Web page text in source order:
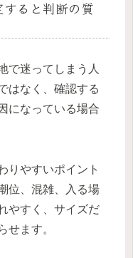
ると判断の質
で迷ってしまう人
はなく、確認する
になっている場合
りやすいポイント
位、混雑、入る場
やすく、サイズだ
せます。